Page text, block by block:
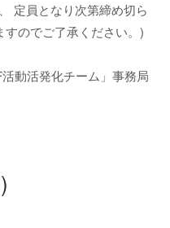
定員となり次第締め切ら
のでご了承ください。)
活動活発化チーム」事務局